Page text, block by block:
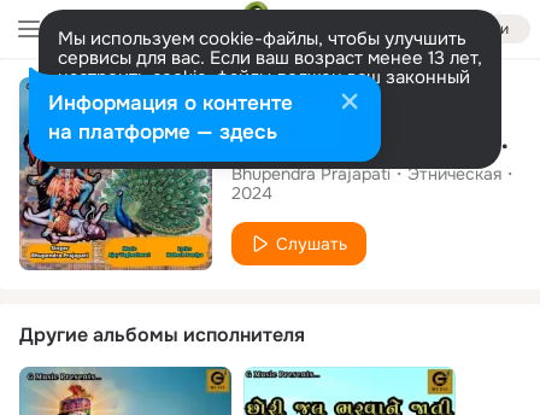
Войти
Мы используем cookie-файлы, чтобы улучшить
сервисы для вас. Если ваш возраст менее 13 лет,
настроить cookie-файлы должен ваш законный
представитель. Больше информации
Разрешить все Настроить
Сингл
Pavagadh Dungre Mor Bole
Bhupendra Prajapati
Этническая
2024
Слушать
Другие альбомы исполнителя
Информация о контенте
на платформе — здесь